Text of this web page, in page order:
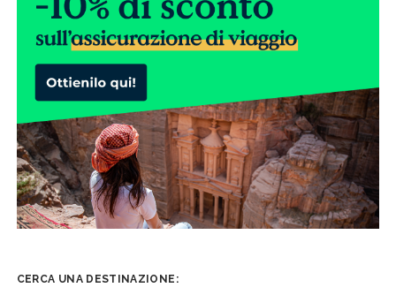
CERCA UNA DESTINAZIONE: